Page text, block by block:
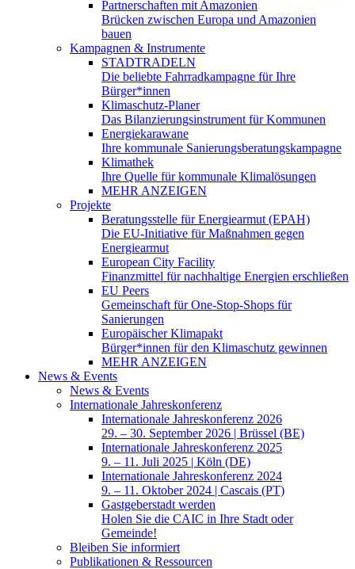
Partnerschaften mit Amazonien
Brücken zwischen Europa und Amazonien
bauen
Kampagnen & Instrumente
STADTRADELN
Die beliebte Fahrradkampagne für Ihre
Bürger*innen
Klimaschutz-Planer
Das Bilanzierungsinstrument für Kommunen
Energiekarawane
Ihre kommunale Sanierungsberatungskampagne
Klimathek
Ihre Quelle für kommunale Klimalösungen
MEHR ANZEIGEN
Projekte
Beratungsstelle für Energiearmut (EPAH)
Die EU-Initiative für Maßnahmen gegen
Energiearmut
European City Facility
Finanzmittel für nachhaltige Energien erschließen
EU Peers
Gemeinschaft für One-Stop-Shops für
Sanierungen
Europäischer Klimapakt
Bürger*innen für den Klimaschutz gewinnen
MEHR ANZEIGEN
News & Events
News & Events
Internationale Jahreskonferenz
Internationale Jahreskonferenz 2026
29. – 30. September 2026 | Brüssel (BE)
Internationale Jahreskonferenz 2025
9. – 11. Juli 2025 | Köln (DE)
Internationale Jahreskonferenz 2024
9. – 11. Oktober 2024 | Cascais (PT)
Gastgeberstadt werden
Holen Sie die CAIC in Ihre Stadt oder
Gemeinde!
Bleiben Sie informiert
Publikationen & Ressourcen